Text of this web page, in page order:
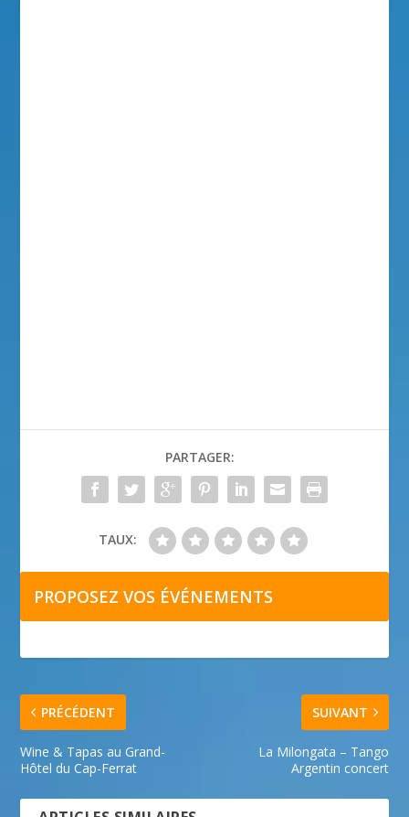
PARTAGER:
TAUX:
PROPOSEZ VOS ÉVÉNEMENTS
PRÉCÉDENT
Wine & Tapas au Grand-
Hôtel du Cap-Ferrat
SUIVANT
La Milongata – Tango
Argentin concert